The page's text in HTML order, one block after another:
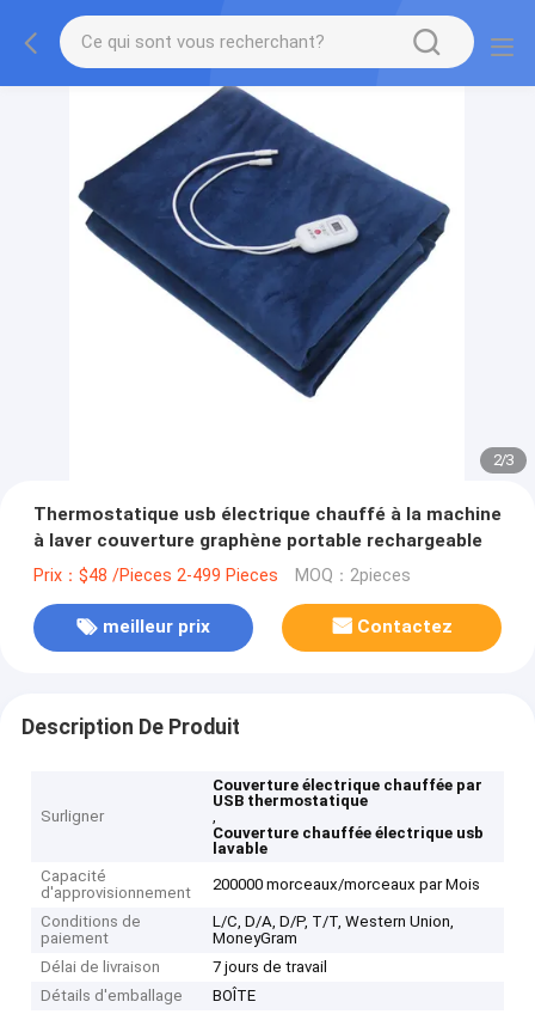
2/3
Thermostatique usb électrique chauffé à la machine
à laver couverture graphène portable rechargeable
Prix：$48 /Pieces 2-499 Pieces MOQ：2pieces
meilleur prix Contactez
Description De Produit
Surligner
Couverture électrique chauffée par
USB thermostatique
,
Couverture chauffée électrique usb
lavable
Capacité
d'approvisionnement
200000 morceaux/morceaux par Mois
Conditions de
paiement
L/C, D/A, D/P, T/T, Western Union,
MoneyGram
Délai de livraison
7 jours de travail
Détails d'emballage
BOÎTE